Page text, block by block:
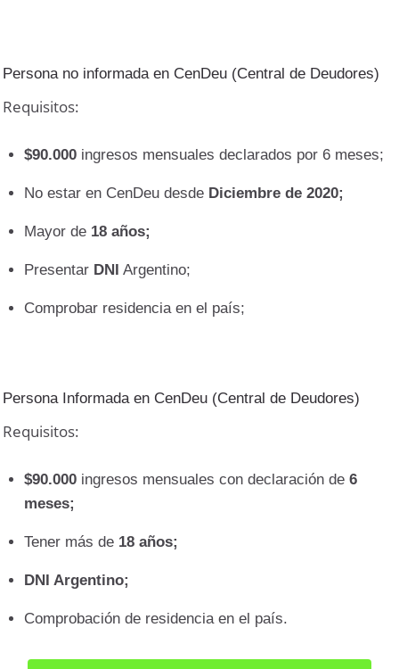
Persona no informada en CenDeu (Central de Deudores)
Requisitos:
$90.000 ingresos mensuales declarados por 6 meses;
No estar en CenDeu desde Diciembre de 2020;
Mayor de 18 años;
Presentar DNI Argentino;
Comprobar residencia en el país;
Persona Informada en CenDeu (Central de Deudores)
Requisitos:
$90.000 ingresos mensuales con declaración de6
meses;
Tener más de 18 años;
DNI Argentino;
Comprobación de residencia en el país.